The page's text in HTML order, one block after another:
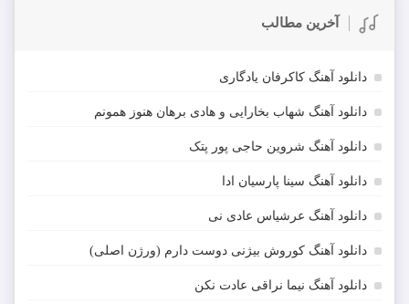
آخرین مطالب
دانلود آهنگ کاکرفان یادگاری
دانلود آهنگ شهاب بخارایی و هادی برهان هنوز همونم
دانلود آهنگ شروین حاجی پور پتک
دانلود آهنگ سینا پارسیان ادا
دانلود آهنگ عرشیاس عادی نی
دانلود آهنگ کوروش بیژنی دوست دارم (ورژن اصلی)
دانلود آهنگ نیما نراقی عادت نکن